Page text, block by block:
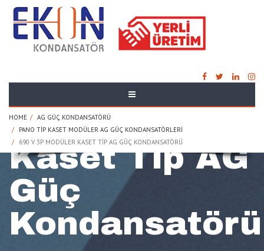
HOME
AG GÜÇ KONDANSATÖRÜ
PANO TIP KASET MODÜLER AG GÜÇ KONDANSATÖRLERI
690 V 3P MODÜLER KASET TIP AG GÜÇ KONDANSATÖRÜ
690 V 3P
Modüler
Kaset Tip AG
Güç
Kondansatörü